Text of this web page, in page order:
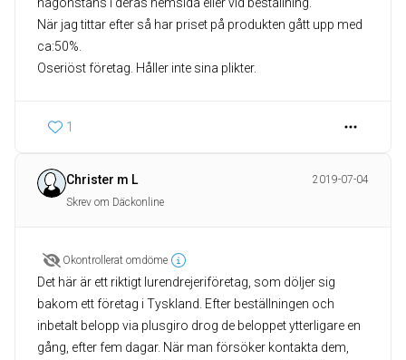
När jag tittar efter så har priset på produkten gått upp med
ca:50%.
1
Christer m L
2019-07-04
Skrev om Däckonline
Okontrollerat omdöme
Det här är ett riktigt lurendrejeriföretag, som döljer sig
bakom ett företag i Tyskland. Efter beställningen och
inbetalt belopp via plusgiro drog de beloppet ytterligare en
gång, efter fem dagar. När man försöker kontakta dem,